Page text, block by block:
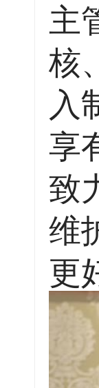
主
核
入
享
致
维
更